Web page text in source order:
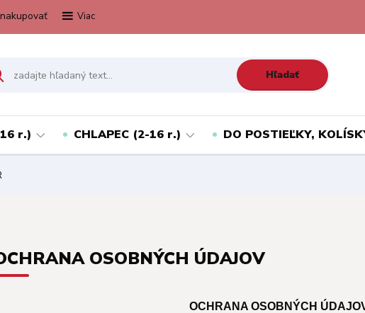
Viac
Hľadať
r.) CHLAPEC (2-16 r.) DO POSTIEĽKY,
OSOBNÝCH ÚDAJOV
OCHRANA OSOBNÝCH